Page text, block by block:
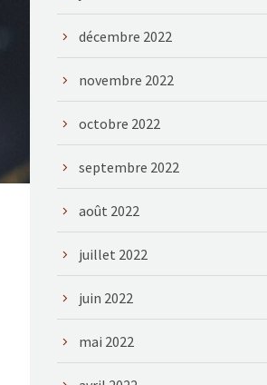
décembre 2022
novembre 2022
octobre 2022
septembre 2022
août 2022
juillet 2022
juin 2022
mai 2022